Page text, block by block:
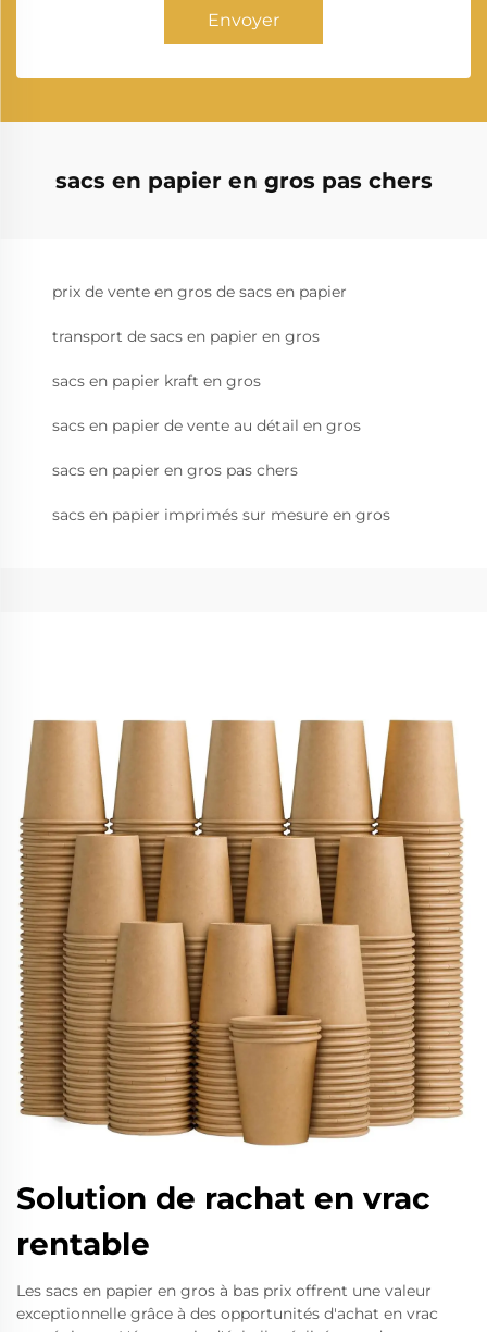
Envoyer
sacs en papier en gros pas chers
prix de vente en gros de sacs en papier
transport de sacs en papier en gros
sacs en papier kraft en gros
sacs en papier de vente au détail en gros
sacs en papier en gros pas chers
sacs en papier imprimés sur mesure en gros
Solution de rachat en vrac
rentable
Les sacs en papier en gros à bas prix offrent une valeur
exceptionnelle grâce à des opportunités d'achat en vrac